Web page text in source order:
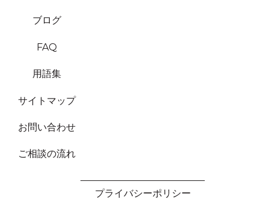
ブログ
FAQ
用語集
サイトマップ
お問い合わせ
ご相談の流れ
プライバシーポリシー